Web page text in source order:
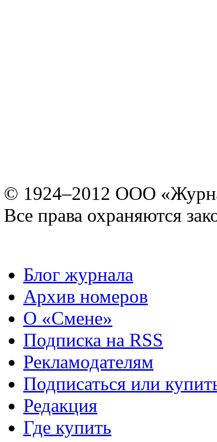
© 1924–2012 ООО
Все права охраняются
Блог журнала
Архив номеров
О «Смене»
Подписка на RSS
Рекламодателям
Подписаться или
Редакция
Где купить